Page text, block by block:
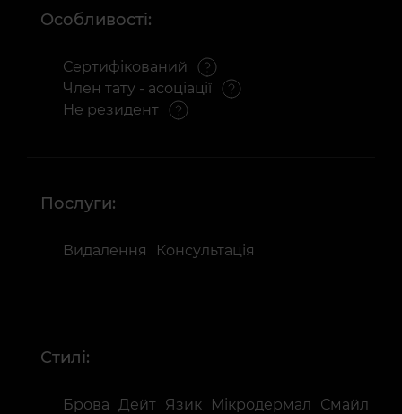
Особливості:
Сертифікований
Член тату - асоціації
Не резидент
Послуги:
Видалення Консультація
Стилі:
Брова Дейт Язик Мікродермал
Смайл